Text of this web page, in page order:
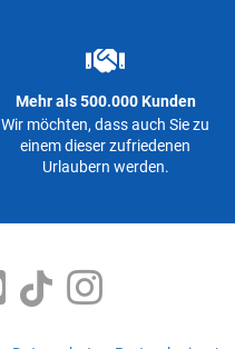
Mehr als 500.000 Kunden
Wir möchten, dass auch Sie zu
einem dieser zufriedenen
Urlaubern werden.